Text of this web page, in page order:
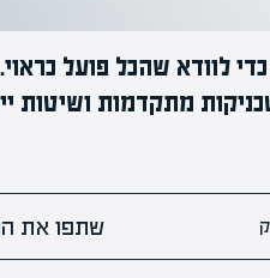
לוודא שהכל פועל
מתקדמות ושיטות
שתפו את